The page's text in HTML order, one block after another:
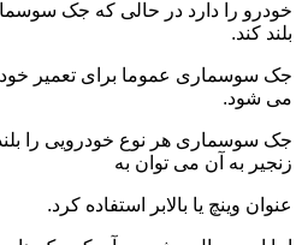
خودرو را دارد در حالی که جک
بلند کند.
جک سوسماری عموما برای تعمیر
می شود.
جک سوسماری هر نوع خودرویی را
زنجیر به آن می توان به
عنوان وینچ یا بالابر استفاده کرد.